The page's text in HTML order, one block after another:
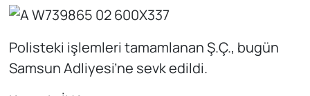
Polisteki işlemleri tamamlanan Ş.Ç., bugün
Samsun Adliyesi’ne sevk edildi.